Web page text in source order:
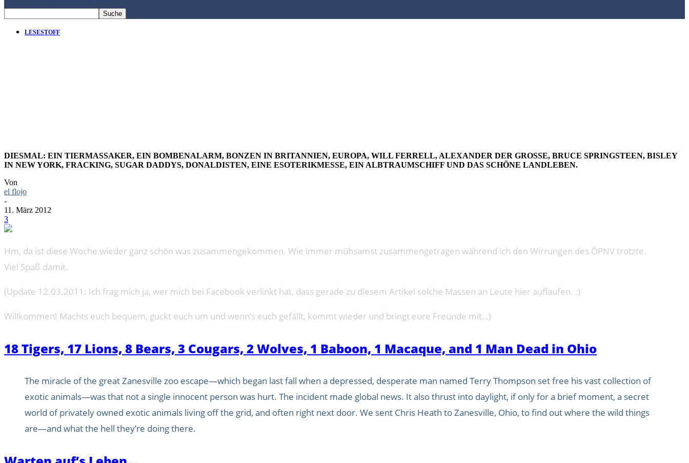
LESESTOFF
DIESMAL: EIN TIERMASSAKER, EIN BOMBENALARM, BONZEN IN BRITANNIEN, EUROPA, WILL FERRELL, ALEXANDER DER GROSSE, BRUCE SPRINGSTEEN, BISLEY I
N NEW YORK, FRACKING, SUGAR DADDYS, DONALDISTEN, EINE ESOTERIKMESSE, EIN ALBTRAUMSCHIFF UND DAS SCHÖNE LANDLEBEN.
Von
el flojo
-
11. März 2012
3
Hm, da ist diese Woche wieder ganz schön was zusammengekommen. Wie immer mühsamst zusammengetragen während ich den Wirrungen des ÖPNV trotzte.
Viel Spaß damit.
(Update 12.03.2011: Ich frag mich ja, wer mich bei Facebook verlinkt hat, dass gerade zu diesem Artikel solche Massen an Leute hier auflaufen. :)
Willkommen! Machts euch bequem, guckt euch um und wenn’s euch gefällt, kommt wieder und bringt eure Freunde mit…)
18 Tigers, 17 Lions, 8 Bears, 3 Cougars, 2 Wolves, 1 Baboon, 1 Macaque, and 1 Man Dead in Ohio
The miracle of the great Zanesville zoo escape—which began last fall when a depressed, desperate man named Terry Thompson set free his vast collection of
exotic animals—was that not a single innocent person was hurt. The incident made global news. It also thrust into daylight, if only for a brief moment, a secret
world of privately owned exotic animals living off the grid, and often right next door. We sent Chris Heath to Zanesville, Ohio, to find out where the wild things
are—and what the hell they’re doing there.